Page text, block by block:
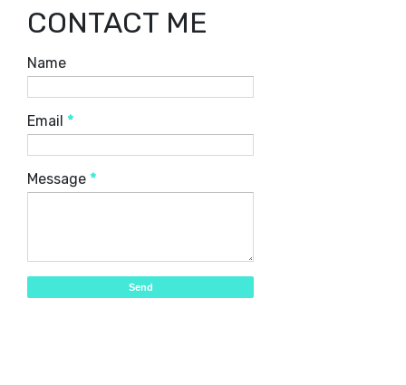
CONTACT ME
Name
Email *
Message *